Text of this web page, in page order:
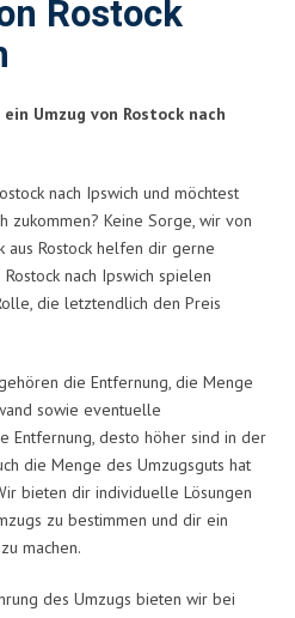
Rostock
Umzug von Rostock nach
nach Ipswich und möchtest
zukommen? Keine Sorge, wir von
aus Rostock helfen dir gerne
nach Ipswich spielen
die letztendlich den Preis
die Entfernung, die Menge
sowie eventuelle
Entfernung, desto höher sind in der
die Menge des Umzugsguts hat
bieten dir individuelle Lösungen
zu bestimmen und dir ein
machen.
des Umzugs bieten wir bei